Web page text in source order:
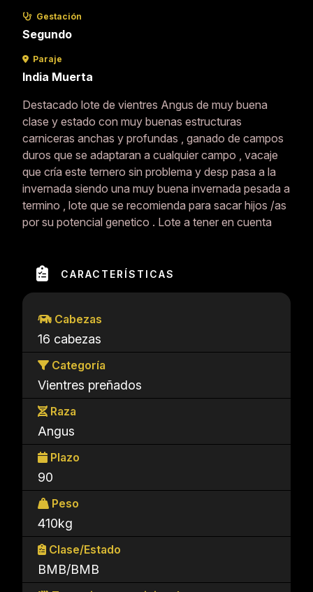
Gestación
Segundo
Paraje
India Muerta
Destacado lote de vientres Angus de muy buena
clase y estado con muy buenas estructuras
carniceras anchas y profundas , ganado de campos
duros que se adaptaran a cualquier campo , vacaje
que cría este ternero sin problema y desp pasa a la
invernada siendo una muy buena invernada pesada a
termino , lote que se recomienda para sacar hijos /as
por su potencial genetico . Lote a tener en cuenta
CARACTERÍSTICAS
Cabezas
16 cabezas
Categoría
Vientres preñados
Raza
Angus
Plazo
90
Peso
410kg
Clase/Estado
BMB/BMB